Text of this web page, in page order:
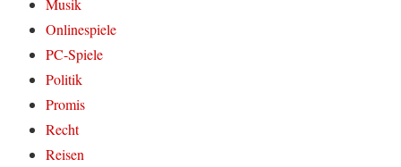
Musik
Onlinespiele
PC-Spiele
Politik
Promis
Recht
Reisen